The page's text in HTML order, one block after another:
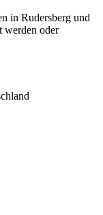
in Rudersberg und
werden oder